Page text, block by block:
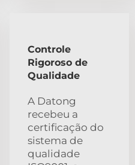
Controle
Rigoroso de
Qualidade
A Datong
recebeu a
certificação do
sistema de
qualidade